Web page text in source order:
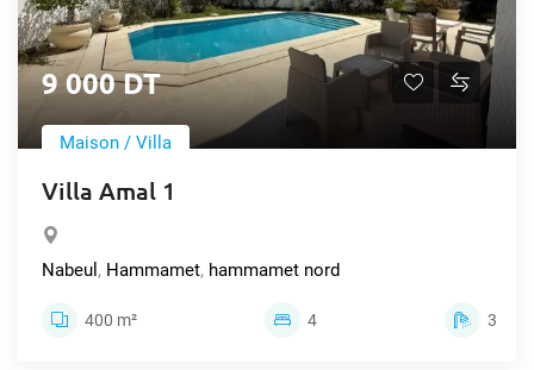
9 000 DT
Maison / Villa
Villa Amal 1
Nabeul , Hammamet, hammamet nord
400 m² 4 3